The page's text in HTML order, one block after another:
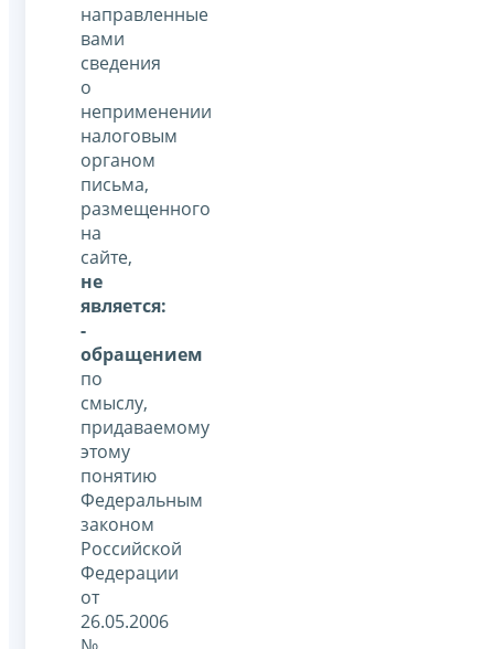
направленные
вами
сведения
о
неприменении
налоговым
органом
письма,
размещенного
на
сайте,
не
является:
-
обращением
по
смыслу,
придаваемому
этому
понятию
Федеральным
законом
Российской
Федерации
от
26.05.2006